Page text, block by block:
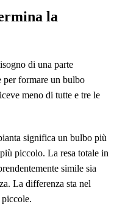
la
di una parte
per formare un bulbo
meno di tutte e tre le
significa un bulbo più
piccolo. La resa totale in
simile sia
La differenza sta nel